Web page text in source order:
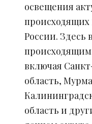
освещения
происходящих
России. Здесь
происходящим
включая
область,
область и